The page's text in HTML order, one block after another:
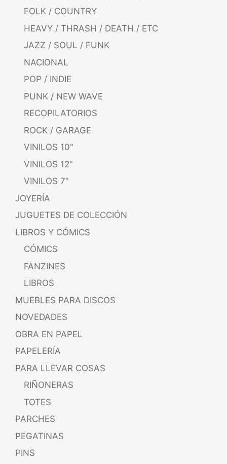
FOLK / COUNTRY
HEAVY / THRASH / DEATH / ETC
JAZZ / SOUL / FUNK
NACIONAL
POP / INDIE
PUNK / NEW WAVE
RECOPILATORIOS
ROCK / GARAGE
VINILOS 10"
VINILOS 12"
VINILOS 7"
JOYERÍA
JUGUETES DE COLECCIÓN
LIBROS Y CÓMICS
CÓMICS
FANZINES
LIBROS
MUEBLES PARA DISCOS
NOVEDADES
OBRA EN PAPEL
PAPELERÍA
PARA LLEVAR COSAS
RIÑONERAS
TOTES
PARCHES
PEGATINAS
PINS